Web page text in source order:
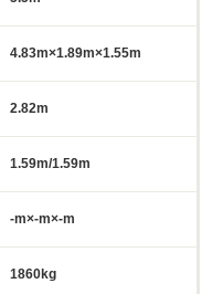
4.83m×1.89m×1.55m
2.82m
1.59m/1.59m
-m×-m×-m
1860kg